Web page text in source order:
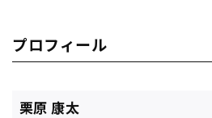
プロフィール
栗原 康太